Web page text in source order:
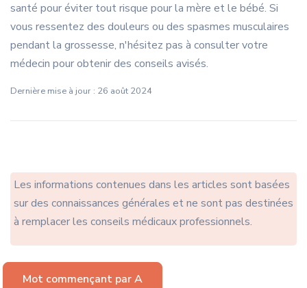
santé pour éviter tout risque pour la mère et le bébé. Si
vous ressentez des douleurs ou des spasmes musculaires
pendant la grossesse, n'hésitez pas à consulter votre
médecin pour obtenir des conseils avisés.
Dernière mise à jour : 26 août 2024
Les informations contenues dans les articles sont basées
sur des connaissances générales et ne sont pas destinées
à remplacer les conseils médicaux professionnels.
Mot commençant par A